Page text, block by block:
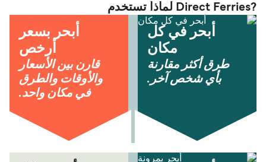
?Direct Ferries لماذا تستخدم
أبحر في كل
مكان
طرق أكثر مقارنة
بأي شخص آخر.
أبحر بسعر
أرخص
قارن بين الأسعار
والأوقات والطرق
في مكان واحد.